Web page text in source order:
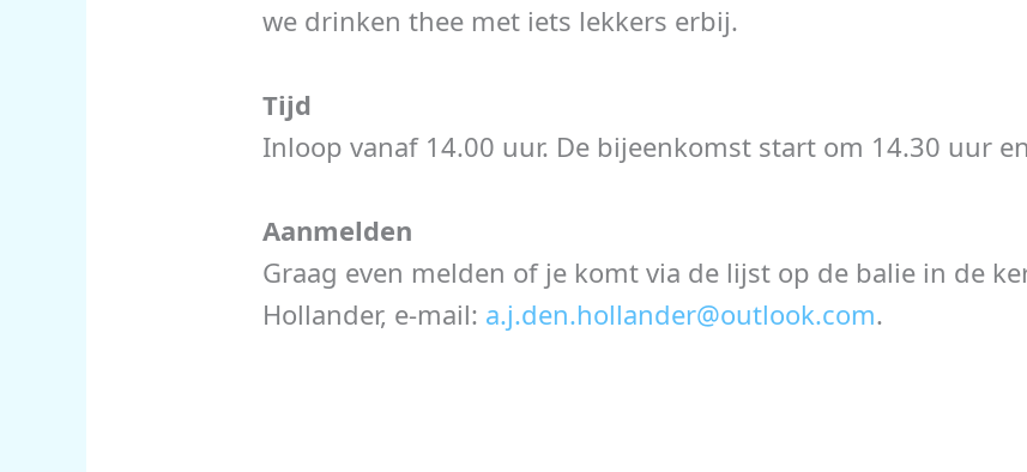
we drinken thee met iets lekkers erbij.
Tijd
Inloop vanaf 14.00 uur. De bijeenkomst start om 14.30 uur
Aanmelden
Graag even melden of je komt via de lijst op de balie in de
Hollander, e-mail: a.j.den.hollander@outlook.com.